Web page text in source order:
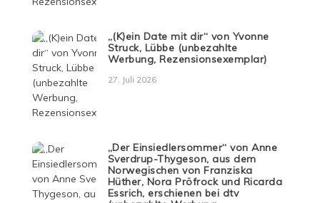
„(K)ein Date mit dir“ von Yvonne
Struck, Lübbe (unbezahlte
Werbung, Rezensionsexemplar)
27. Juli 2026
„Der Einsiedlersommer“ von Anne
Sverdrup-Thygeson, aus dem
Norwegischen von Franziska
Hüther, Nora Pröfrock und Ricarda
Essrich, erschienen bei dtv